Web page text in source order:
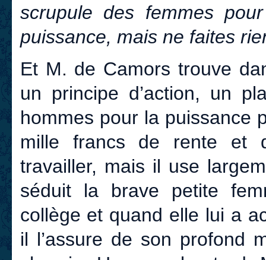
scrupule des femmes
puissance, mais ne faites
Et M. de Camors trouve
un principe d’action, un
hommes pour la puissance
mille francs de rente et
travailler, mais il use
séduit la brave petite
collège et quand elle lui a
il l’assure de son profond